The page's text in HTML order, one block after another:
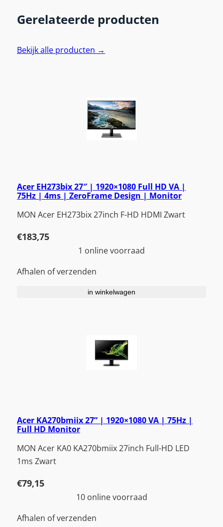
Gerelateerde producten
Bekijk alle producten →
Acer EH273bix 27″ | 1920×1080 Full HD VA |
75Hz | 4ms | ZeroFrame Design | Monitor
MON Acer EH273bix 27inch F-HD HDMI Zwart
€183,75
1 online voorraad
Afhalen of verzenden
in winkelwagen
Acer KA270bmiix 27” | 1920×1080 VA | 75Hz |
Full HD Monitor
MON Acer KA0 KA270bmiix 27inch Full-HD LED
1ms Zwart
€79,15
10 online voorraad
Afhalen of verzenden